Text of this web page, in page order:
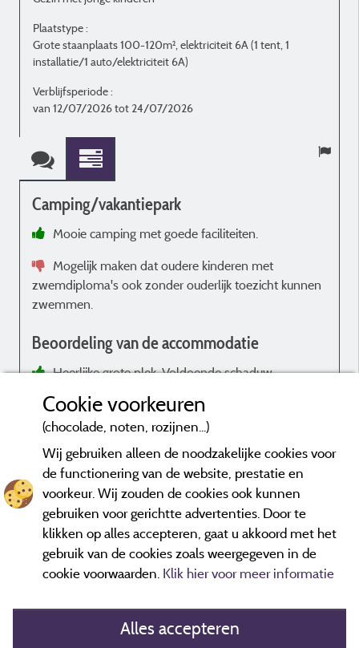
Plaatstype :
Grote staanplaats 100-120m², elektriciteit 6A (1 tent, 1
installatie/1 auto/elektriciteit 6A)
Verblijfsperiode :
van 12/07/2026 tot 24/07/2026
Camping/vakantiepark
Mooie camping met goede faciliteiten.
Mogelijk maken dat oudere kinderen met
zwemdiploma's ook zonder ouderlijk toezicht kunnen
zwemmen.
Beoordeling van de accommodatie
Heerlijke grote plek. Voldoende schaduw.
X
Beoordelingen die niet ouder zijn dan drie jaar en een controle
hebben ondergaan.Meer informatie
Cookie voorkeuren
(chocolade, noten, rozijnen...)
Wij gebruiken alleen de noodzakelijke cookies voor
de functionering van de website, prestatie en
voorkeur. Wij zouden de cookies ook kunnen
gebruiken voor gerichtte advertenties. Door te
klikken op alles accepteren, gaat u akkoord met het
gebruik van de cookies zoals weergegeven in de
cookie voorwaarden. Klik hier voor meer informatie
Alles accepteren